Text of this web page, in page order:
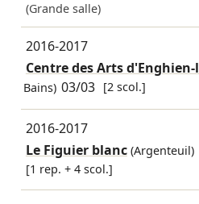
(Grande salle)
2016-2017
Centre des Arts
Bains) 03/03 [2 scol.]
2016-2017
Le Figuier blanc(Argenteuil)
[1 rep. + 4 scol.]